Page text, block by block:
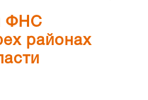
ФНС
районах